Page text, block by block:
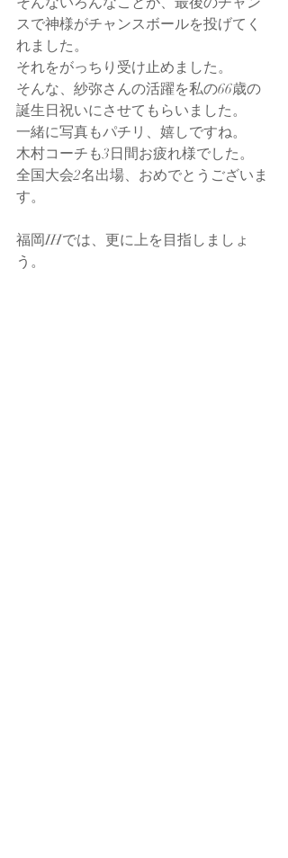
スで神様がチャンスボールを投げてく
れました。
それをがっちり受け止めました。
そんな、紗弥さんの活躍を私の66歳の
誕生日祝いにさせてもらいました。
一緒に写真もパチリ、嬉しですね。
木村コーチも3日間お疲れ様でした。
全国大会2名出場、おめでとうございま
す。
福岡IHでは、更に上を目指しましょ
う。